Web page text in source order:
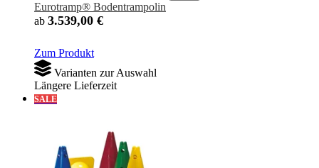
Eurotramp® Bodentrampolin
ab 3.539,00 €
Zum Produkt
Varianten zur Auswahl
Längere Lieferzeit
SALE